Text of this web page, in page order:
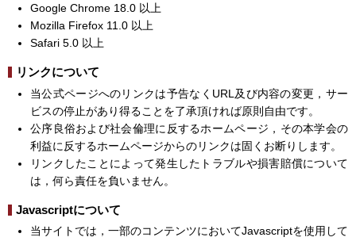
Google Chrome 18.0 以上
Mozilla Firefox 11.0 以上
Safari 5.0 以上
リンクについて
当公式ページへのリンクは予告なくURL及び内容の変更，サー
ビスの停止があり得ることを了承頂ければ原則自由です。
公序良俗および社会倫理に反するホームページ，その本学会の
利益に反するホームページからのリンクは固くお断りします。
リンクしたことによって発生したトラブルや損害賠償について
は，何ら責任を負いません。
Javascriptについて
当サイトでは，一部のコンテンツにおいてJavascriptを使用して